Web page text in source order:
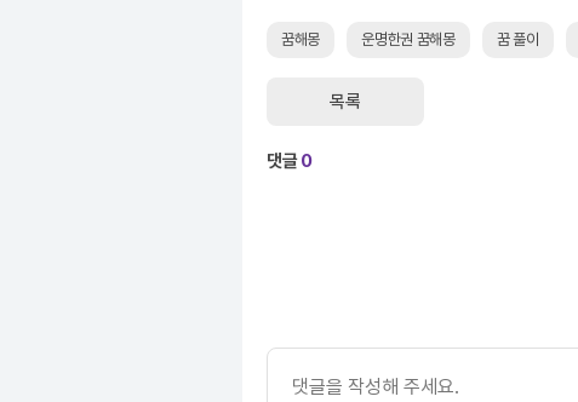
꿈해몽 운명한권 꿈해몽 꿈 풀이
목록
댓글0